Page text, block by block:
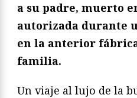
a su padre, muerto
autorizada durante
en la anterior
familia.
Un viaje al lujo de la